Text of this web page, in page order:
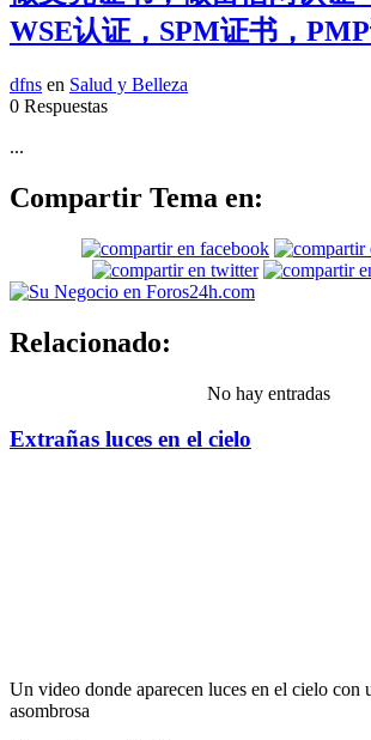
WSE认证，SPM证书，
dfns en Salud y Belleza
0 Respuestas
...
Compartir Tema en:
Relacionado:
No hay entradas
Extrañas luces en el cielo
Un video donde aparecen luces en el cielo con
asombrosa